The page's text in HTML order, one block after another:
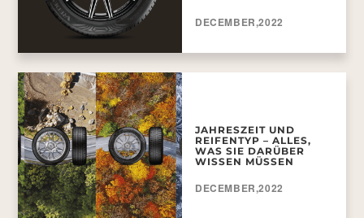
DECEMBER,2022
DECEMBER,2022
JAHRESZEIT UND
REIFENTYP – ALLES,
WAS SIE DARÜBER
WISSEN MÜSSEN